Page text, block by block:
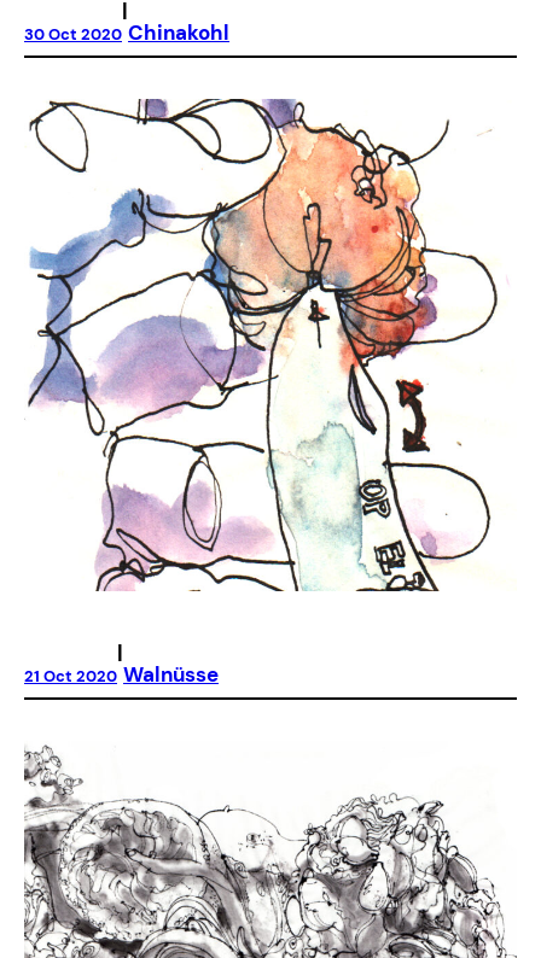
30 Oct 2020
|
Chinakohl
21 Oct 2020
|
Walnüsse